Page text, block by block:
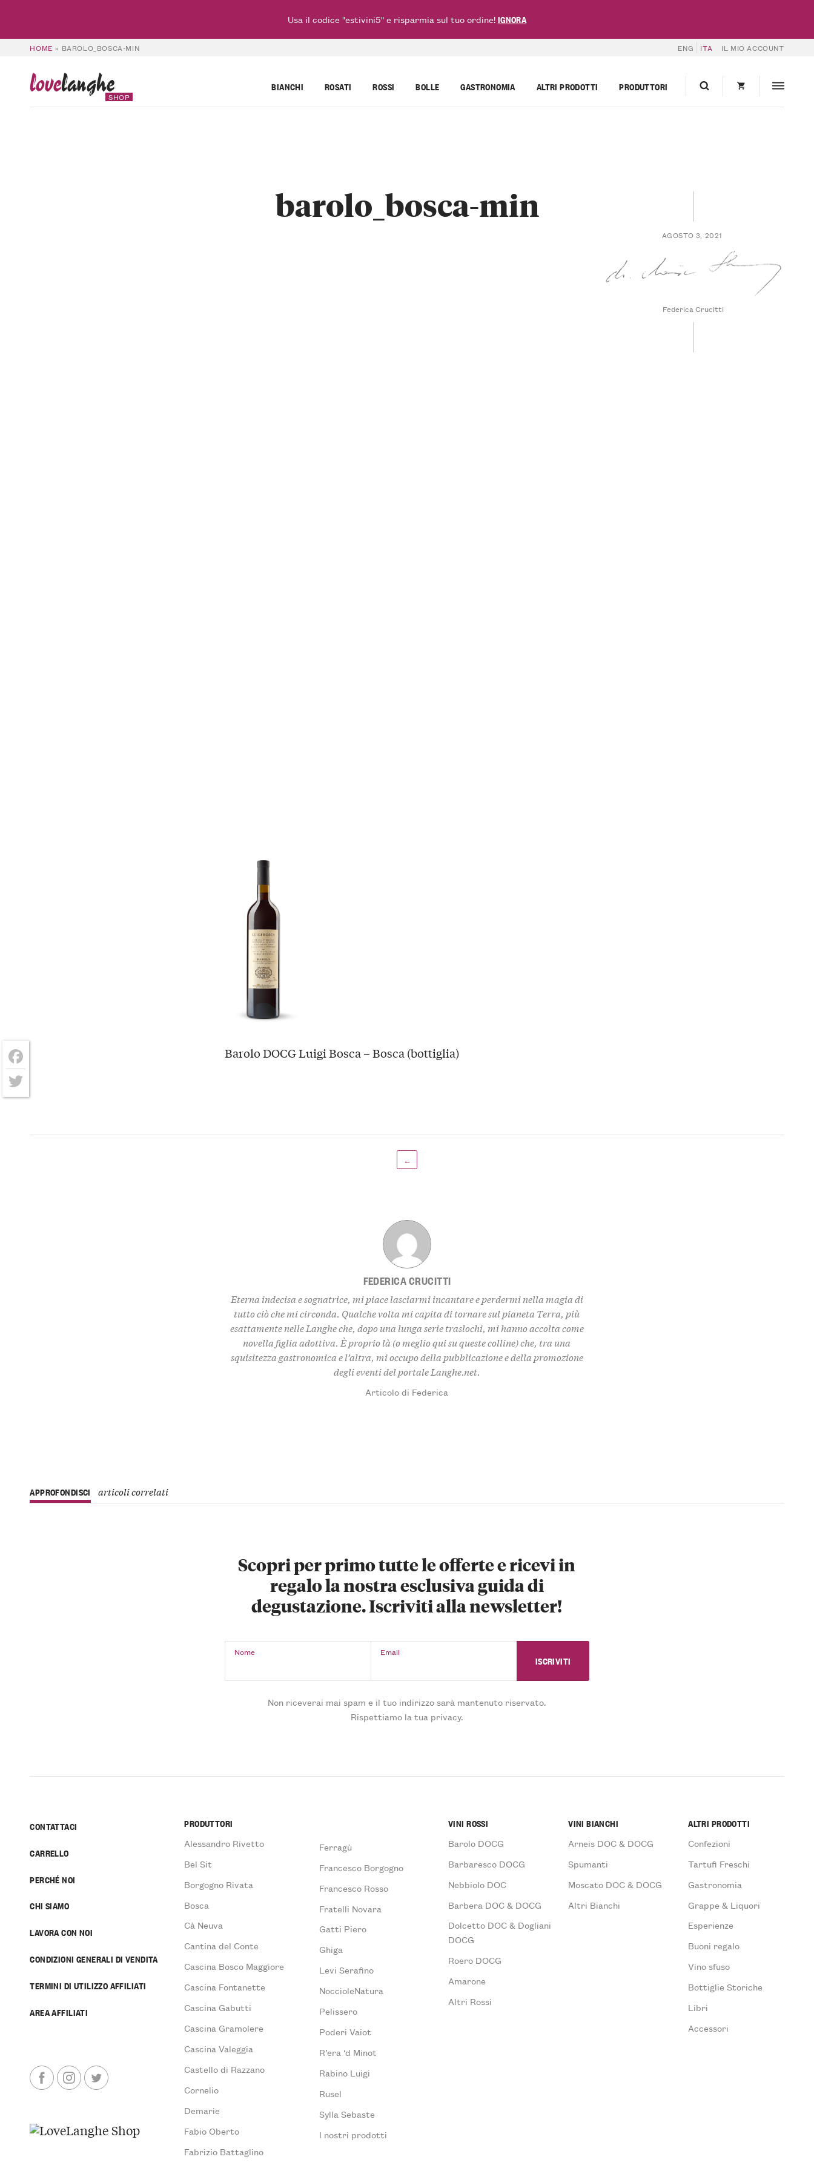
HOME » BAROLO_BOSCA-MIN ENG ITA IL MIO ACCOUNT
lovelanghe
SHOP
BIANCHI ROSATI ROSSI BOLLE GASTRONOMIA ALTRI PRODOTTI PRODUTTORI
barolo_bosca-min
AGOSTO 3, 2021
Federica Crucitti
Barolo DOCG Luigi Bosca – Bosca (bottiglia)
←
FEDERICA CRUCITTI
Eterna indecisa e sognatrice, mi piace lasciarmi incantare e perdermi nella magia di
tutto ciò che mi circonda. Qualche volta mi capita di tornare sul pianeta Terra, più
esattamente nelle Langhe che, dopo una lunga serie traslochi, mi hanno accolta come
novella figlia adottiva. È proprio là (o meglio qui su queste colline) che, tra una
squisitezza gastronomica e l’altra, mi occupo della pubblicazione e della promozione
degli eventi del portale Langhe.net.
Articolo di Federica
APPROFONDISCI articoli correlati
Scopri per primo tutte le offerte e ricevi in
regalo la nostra esclusiva guida di
degustazione. Iscriviti alla newsletter!
Nome Email
Non riceverai mai spam e il tuo indirizzo sarà mantenuto riservato.
Rispettiamo la tua privacy.
CONTATTACI
CARRELLO
PERCHÉ NOI
CHI SIAMO
LAVORA CON NOI
CONDIZIONI GENERALI DI VENDITA
TERMINI DI UTILIZZO AFFILIATI
AREA AFFILIATI
PRODUTTORI
Alessandro Rivetto
Bel Sit
Borgogno Rivata
Bosca
Cà Neuva
Cantina del Conte
Cascina Bosco Maggiore
Cascina Fontanette
Cascina Gabutti
Cascina Gramolere
Cascina Valeggia
Castello di Razzano
Cornelio
Demarie
Fabio Oberto
Fabrizio Battaglino
Ferragù
Francesco Borgogno
Francesco Rosso
Fratelli Novara
Gatti Piero
Ghiga
Levi Serafino
NoccioleNatura
Pelissero
Poderi Vaiot
R’era ‘d Minot
Rabino Luigi
Rusel
Sylla Sebaste
I nostri prodotti
VINI ROSSI
Barolo DOCG
Barbaresco DOCG
Nebbiolo DOC
Barbera DOC & DOCG
Dolcetto DOC & Dogliani
DOCG
Roero DOCG
Amarone
Altri Rossi
VINI BIANCHI
Arneis DOC & DOCG
Spumanti
Moscato DOC & DOCG
Altri Bianchi
ALTRI PRODOTTI
Confezioni
Tartufi Freschi
Gastronomia
Grappe & Liquori
Esperienze
Buoni regalo
Vino sfuso
Bottiglie Storiche
Libri
Accessori
Facebook
Twitter
Usa il codice "estivini5" e risparmia sul tuo ordine!IGNORA